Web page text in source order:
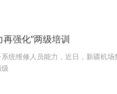
强化”两级培训
统维修人员能力，近日，新疆机